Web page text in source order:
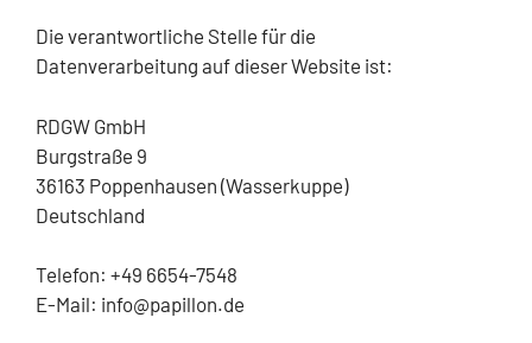
Die verantwortliche Stelle für die
Datenverarbeitung auf dieser Website ist:
RDGW GmbH
Burgstraße 9
36163 Poppenhausen (Wasserkuppe)
Deutschland
Telefon: +49 6654-7548
E-Mail: info@papillon.de